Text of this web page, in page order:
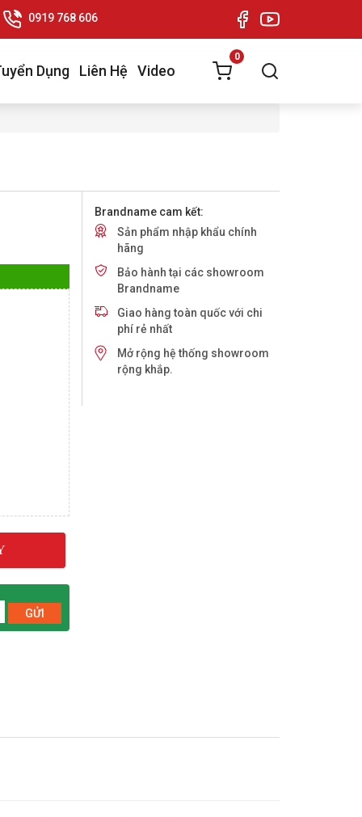
0919 768 606
Dụng Liên Hệ Video
0
GỬI
Brandname cam kết:
Sản phẩm nhập khẩu chính
hãng
Bảo hành tại các showroom
Brandname
Giao hàng toàn quốc với chi
phí rẻ nhất
Mở rộng hệ thống showroom
rộng khắp.